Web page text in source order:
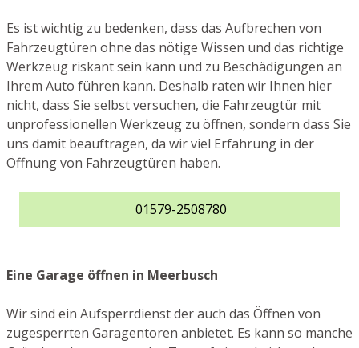
Es ist wichtig zu bedenken, dass das Aufbrechen von
Fahrzeugtüren ohne das nötige Wissen und das richtige
Werkzeug riskant sein kann und zu Beschädigungen an
Ihrem Auto führen kann. Deshalb raten wir Ihnen hier
nicht, dass Sie selbst versuchen, die Fahrzeugtür mit
unprofessionellen Werkzeug zu öffnen, sondern dass Sie
uns damit beauftragen, da wir viel Erfahrung in der
Öffnung von Fahrzeugtüren haben.
01579-2508780
Eine Garage öffnen in Meerbusch
Wir sind ein Aufsperrdienst der auch das Öffnen von
zugesperrten Garagentoren anbietet. Es kann so manche